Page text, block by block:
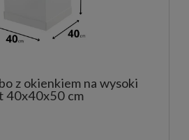
z okienkiem na wysoki
40x40x50 cm